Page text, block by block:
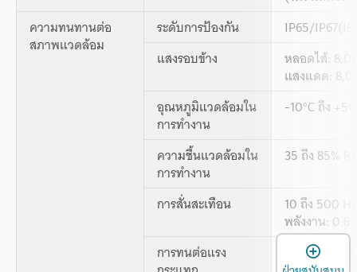
ความทนทานต่อ
สภาพแวดล้อม
ระดับการป้องกัน
IP65/
แสงรอบข้าง
หลอดไส้:
แสงแดด:
อุณหภูมิแวดล้อมใน
การทำงาน
-10°C ถึง
ความชื้นแวดล้อมใน
การทำงาน
35 ถึง 85%
การสั่นสะเทือน 10 ถึง 500
พลังงาน:
การทนต่อแรง
1,000 m/s